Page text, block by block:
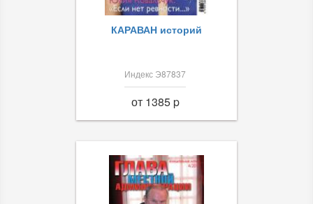
КАРАВАН историй
Индекс Э87837
от 1385 p